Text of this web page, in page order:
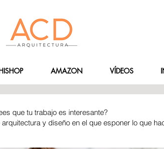
AMAZON VÍDEOS
que tu trabajo es interesante?
y diseño en el que esponer lo que